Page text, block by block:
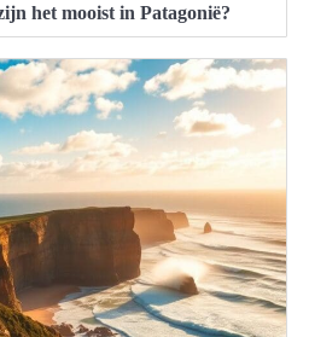
het mooist in Patagonië?